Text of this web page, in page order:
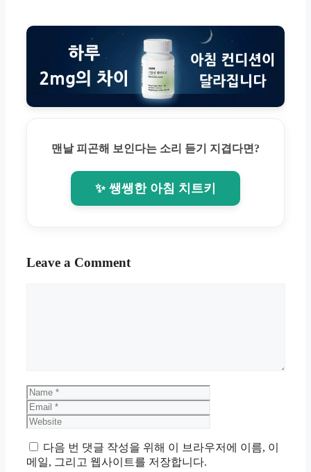
맨날 피곤해 보인다는 소리 듣기 지겹다면?
✨ 쌩쌩한 아침 치트키
Leave a Comment
Name
다음 번 댓글 작성을 위해 이 브라우저에 이름, 이
메일, 그리고 웹사이트를 저장합니다.